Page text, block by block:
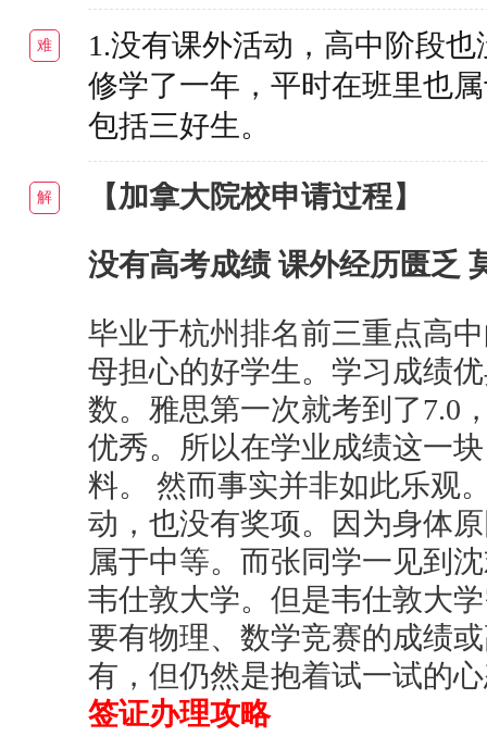
难
1.没有课外活动，高中阶段
修学了一年，平时在班里也
包括三好生。
解 【加拿大院校申请过程】
没有高考成绩 课外经历匮乏
毕业于杭州排名前三重点高
母担心的好学生。学习成绩
数。雅思第一次就考到了7.0
优秀。所以在学业成绩这一
料。 然而事实并非如此乐观
动，也没有奖项。因为身体
属于中等。而张同学一见到
韦仕敦大学。但是韦仕敦大
要有物理、数学竞赛的成绩
有，但仍然是抱着试一试的
签证办理攻略